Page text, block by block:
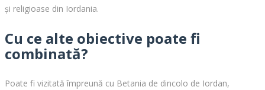
și religioase din Iordania.
Cu ce alte obiective poate fi
combinată?
Poate fi vizitată împreună cu Betania de dincolo de Iordan,